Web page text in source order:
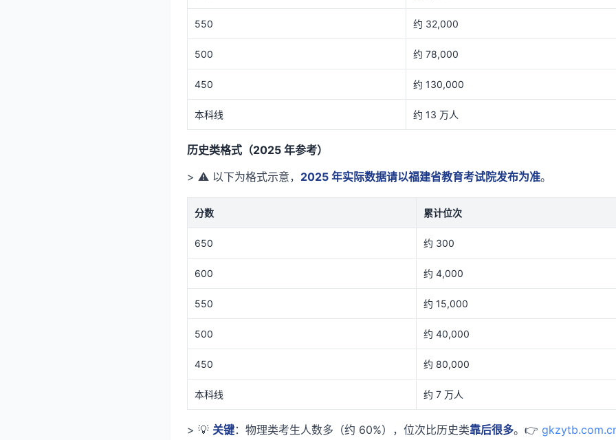
550 约 32,000
500 约 78,000
450 约 130,000
本科线 约 13 万人
历史类格式（2025 年参考）
> ⚠️ 以下为格式示意， 2025 年实际数据请以福建省教育考试院发布为准。
分数 累计位次
650 约 300
600 约 4,000
550 约 15,000
500 约 40,000
450 约 80,000
本科线 约 7 万人
> 💡 关键：物理类考生人数多（约 60%），位次比历史类靠后很多。👉